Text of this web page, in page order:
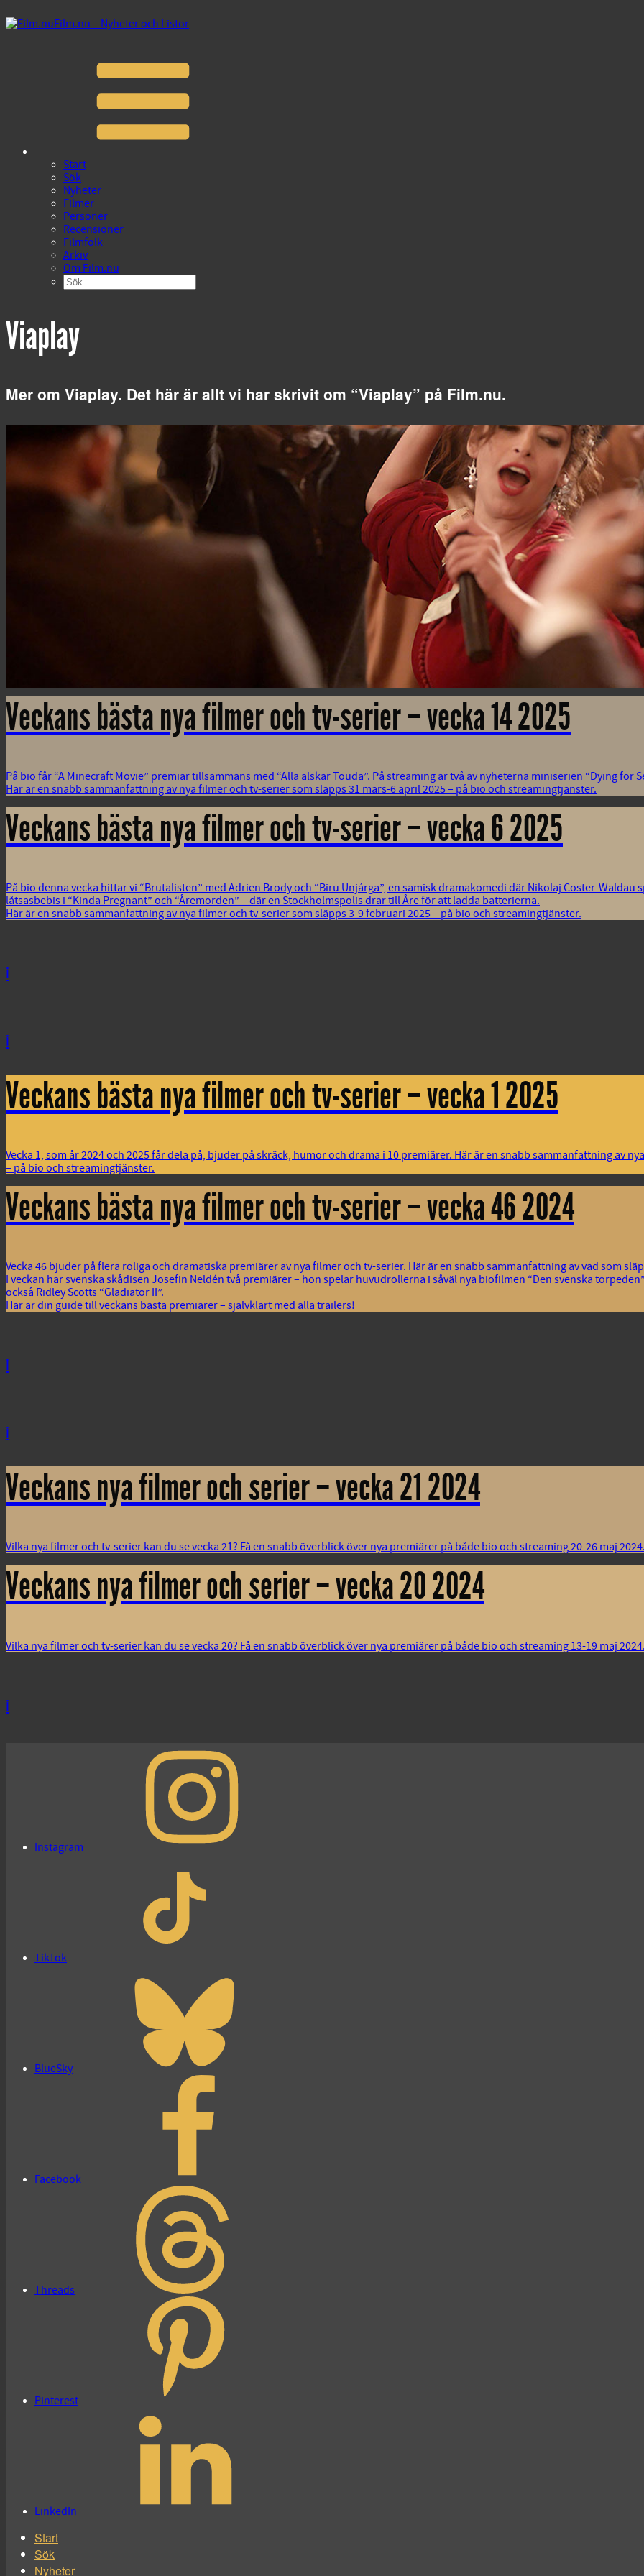
Film.nu – Nyheter och Listor
Start
Sök
Nyheter
Filmer
Personer
Recensioner
Filmfolk
Arkiv
Om Film.nu
Viaplay
Mer om Viaplay. Det här är allt vi har skrivit om “Viaplay” på Film.nu.
Veckans bästa nya filmer och tv-serier – vecka 14 2025
På bio får “A Minecraft Movie” premiär tillsammans med “Alla älskar Touda”. På streaming är två av nyheterna miniserien “Dying for
Här är en snabb sammanfattning av nya filmer och tv-serier som släpps 31 mars-6 april 2025 – på bio och streamingtjänster.
Veckans bästa nya filmer och tv-serier – vecka 6 2025
På bio denna vecka hittar vi “Brutalisten” med Adrien Brody och “Biru Unjárga”, en samisk dramakomedi där Nikolaj Coster-
låtsasbebis i “Kinda Pregnant” och “Åremorden” – där en Stockholmspolis drar till Åre för att ladda batterierna.
Här är en snabb sammanfattning av nya filmer och tv-serier som släpps 3-9 februari 2025 – på bio och streamingtjänster.
i
i
Veckans bästa nya filmer och tv-serier – vecka 1 2025
Vecka 1, som år 2024 och 2025 får dela på, bjuder på skräck, humor och drama i 10 premiärer. Här är en snabb sammanfattning av
– på bio och streamingtjänster.
Veckans bästa nya filmer och tv-serier – vecka 46 2024
Vecka 46 bjuder på flera roliga och dramatiska premiärer av nya filmer och tv-serier. Här är en snabb sammanfattning av vad som
I veckan har svenska skådisen Josefin Neldén två premiärer – hon spelar huvudrollerna i såväl nya biofilmen “Den svenska
också Ridley Scotts “Gladiator II”.
Här är din guide till veckans bästa premiärer – självklart med alla trailers!
i
i
Veckans nya filmer och serier – vecka 21 2024
Vilka nya filmer och tv-serier kan du se vecka 21? Få en snabb överblick över nya premiärer på både bio och streaming 20-26 maj
Veckans nya filmer och serier – vecka 20 2024
Vilka nya filmer och tv-serier kan du se vecka 20? Få en snabb överblick över nya premiärer på både bio och streaming 13-19 maj
i
Instagram
TikTok
BlueSky
Facebook
Threads
Pinterest
LinkedIn
Start
Sök
Nyheter